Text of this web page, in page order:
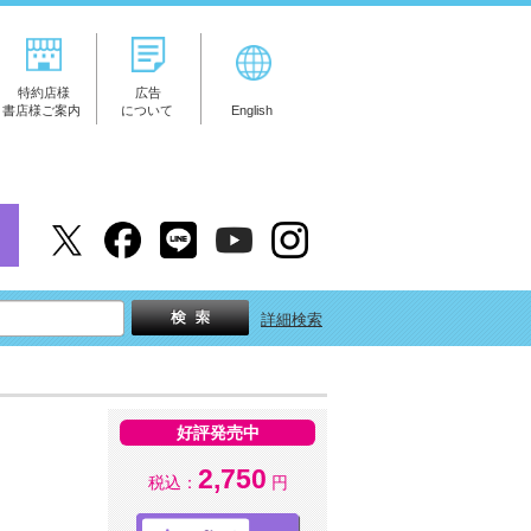
特約店様
書店様ご案内
広告
について
English
詳細検索
好評発売中
税込： 2,750 円